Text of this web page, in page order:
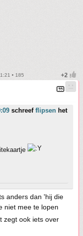
• 185
schreef flipsen het
anders dan 'hij die
niet mee te lopen
zegt ook iets over